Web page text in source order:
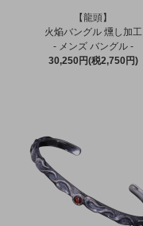
【龍頭】
火焔バングル 燻し加工
- メンズ バングル -
30,250円(税2,750円)